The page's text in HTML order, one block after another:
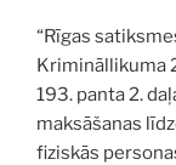
“Rīgas
Krimināllikuma
193. panta 2.
maksāšanas
fiziskās